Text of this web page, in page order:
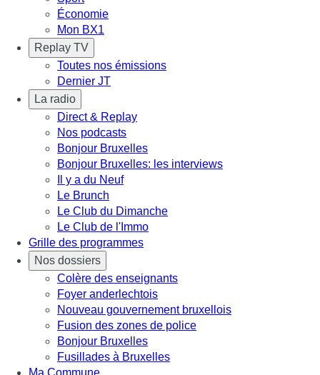
Économie
Mon BX1
Replay TV
Toutes nos émissions
Dernier JT
La radio
Direct & Replay
Nos podcasts
Bonjour Bruxelles
Bonjour Bruxelles: les interviews
Il y a du Neuf
Le Brunch
Le Club du Dimanche
Le Club de l'Immo
Grille des programmes
Nos dossiers
Colère des enseignants
Foyer anderlechtois
Nouveau gouvernement bruxellois
Fusion des zones de police
Bonjour Bruxelles
Fusillades à Bruxelles
Ma Commune